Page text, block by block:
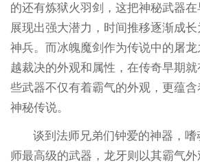
的还有炼狱火羽剑，这把神秘武器
展现出强大潜力，时间推移逐渐成
神兵。而冰魄魔剑作为传说中的屠
越裁决的外观和属性，在传奇早期
些武器不仅有着霸气的外观，更蕴
神秘传说。
谈到法师兄弟们钟爱的神器，
师最高级的武器，龙牙则以其霸气外